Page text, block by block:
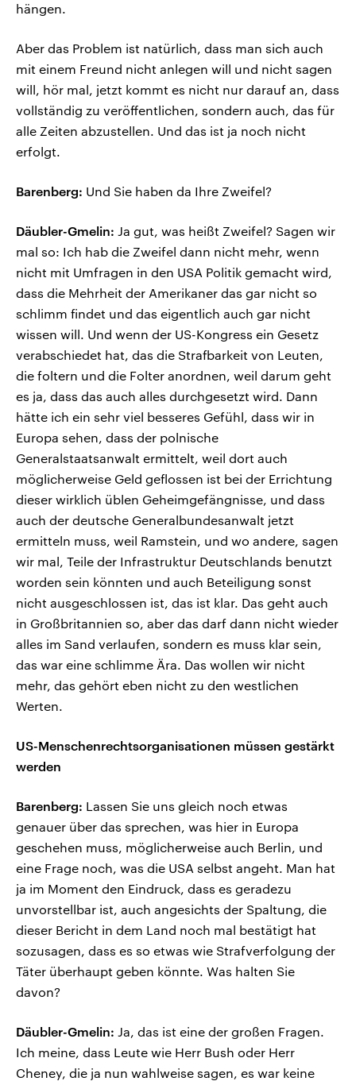
hängen.
Aber das Problem ist natürlich, dass man sich auch
mit einem Freund nicht anlegen will und nicht sagen
will, hör mal, jetzt kommt es nicht nur darauf an, dass
vollständig zu veröffentlichen, sondern auch, das für
alle Zeiten abzustellen. Und das ist ja noch nicht
erfolgt.
Barenberg: Und Sie haben da Ihre Zweifel?
Däubler-Gmelin: Ja gut, was heißt Zweifel? Sagen wir
mal so: Ich hab die Zweifel dann nicht mehr, wenn
nicht mit Umfragen in den USA Politik gemacht wird,
dass die Mehrheit der Amerikaner das gar nicht so
schlimm findet und das eigentlich auch gar nicht
wissen will. Und wenn der US-Kongress ein Gesetz
verabschiedet hat, das die Strafbarkeit von Leuten,
die foltern und die Folter anordnen, weil darum geht
es ja, dass das auch alles durchgesetzt wird. Dann
hätte ich ein sehr viel besseres Gefühl, dass wir in
Europa sehen, dass der polnische
Generalstaatsanwalt ermittelt, weil dort auch
möglicherweise Geld geflossen ist bei der Errichtung
dieser wirklich üblen Geheimgefängnisse, und dass
auch der deutsche Generalbundesanwalt jetzt
ermitteln muss, weil Ramstein, und wo andere, sagen
wir mal, Teile der Infrastruktur Deutschlands benutzt
worden sein könnten und auch Beteiligung sonst
nicht ausgeschlossen ist, das ist klar. Das geht auch
in Großbritannien so, aber das darf dann nicht wieder
alles im Sand verlaufen, sondern es muss klar sein,
das war eine schlimme Ära. Das wollen wir nicht
mehr, das gehört eben nicht zu den westlichen
Werten.
US-Menschenrechtsorganisationen müssen gestärkt
werden
Barenberg: Lassen Sie uns gleich noch etwas
genauer über das sprechen, was hier in Europa
geschehen muss, möglicherweise auch Berlin, und
eine Frage noch, was die USA selbst angeht. Man hat
ja im Moment den Eindruck, dass es geradezu
unvorstellbar ist, auch angesichts der Spaltung, die
dieser Bericht in dem Land noch mal bestätigt hat
sozusagen, dass es so etwas wie Strafverfolgung der
Täter überhaupt geben könnte. Was halten Sie
davon?
Däubler-Gmelin: Ja, das ist eine der großen Fragen.
Ich meine, dass Leute wie Herr Bush oder Herr
Cheney, die ja nun wahlweise sagen, es war keine